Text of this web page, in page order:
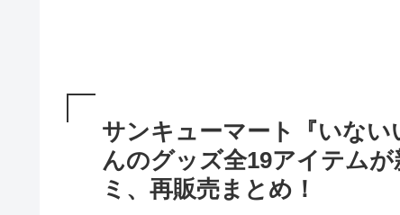
サンキューマート『いな
んのグッズ全19アイテム
ミ、再販売まとめ！